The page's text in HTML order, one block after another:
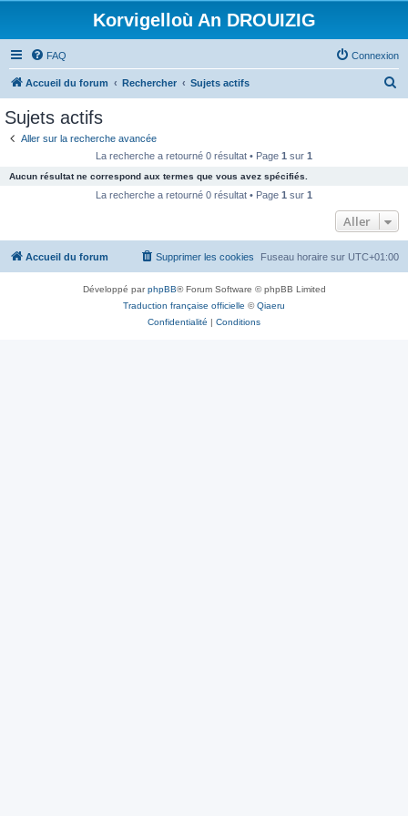
Korvigelloù An DROUIZIG
FAQ Connexion
Accueil du forum Rechercher Sujets actifs
c
e
Sujets actifs
Aller sur la recherche avancée
La recherche a retourné 0 résultat • Page 1 sur 1
Aucun résultat ne correspond aux termes que vous avez spécifiés.
La recherche a retourné 0 résultat • Page 1 sur 1
Aller
Accueil du forum Fuseau horaire sur UTC+01:00
Supprimer les cookies
Développé parphpBB® Forum Software © phpBB Limited
Traduction française officielle ©Qiaeru
Confidentialité | Conditions